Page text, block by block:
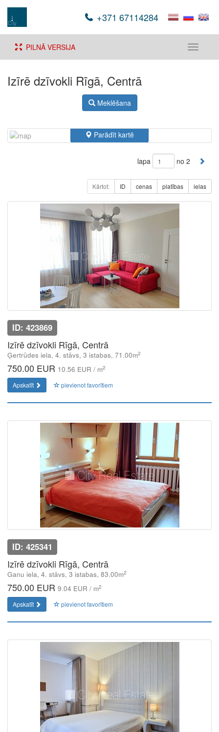
+371 67114284
Toggle
PILNĀ VERSIJA
Izīrē dzīvokli Rīgā, Centrā
Meklēšana
Parādīt kartē
lapa no 2
Kārtot: ID cenas platības ielas
ID: 423869
Izīrē dzīvokli Rīgā, Centrā
Ģertrūdes iela, 4. stāvs, 3 istabas, 71.00m2
750.00 EUR 10.56 EUR / m2
Apskatīt pievienot favorītiem
ID: 425341
Izīrē dzīvokli Rīgā, Centrā
Ganu iela, 4. stāvs, 3 istabas, 83.00m2
750.00 EUR 9.04 EUR / m2
Apskatīt pievienot favorītiem